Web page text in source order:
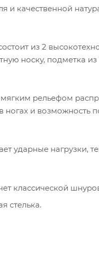
и качественной
из 2
носку, подметка
рельефом
в ногах и возможность
ударные нагрузки,
классической
стелька.